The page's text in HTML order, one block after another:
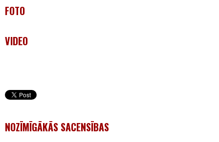
FOTO
VIDEO
NOZĪMĪGĀKĀS SACENSĪBAS